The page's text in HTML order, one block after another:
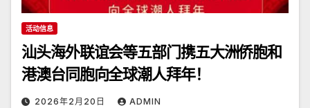
活动信息
汕头海外联谊会等五部门携五大洲侨胞和
港澳台同胞向全球潮人拜年！
2026年2月20日 ADMIN